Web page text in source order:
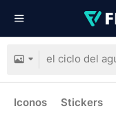
Iconos Stickers